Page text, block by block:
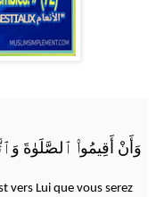
وَأَنْ أَقِيمُوا۟ ٱلصَّلَوٰةَ
vers Lui que vous serez